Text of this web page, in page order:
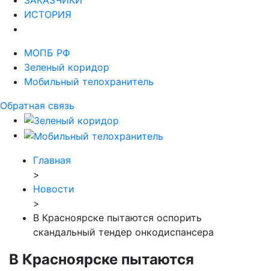
ИСТОРИЯ
МОПБ РФ
Зеленый коридор
Мобильный телохранитель
Обратная связь
Главная
>
Новости
>
В Красноярске пытаются оспорить
скандальный тендер онкодиспансера
В Красноярске пытаются